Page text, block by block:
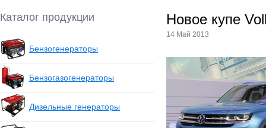
Каталог продукции
Бензогенераторы
Бензогазогенераторы
Дизельные генераторы
Новое купе
14 Май 2013